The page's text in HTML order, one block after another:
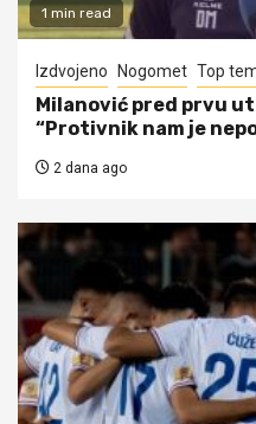
1 min read
Izdvojeno Nogomet Top
Milanović pred prvu
“Protivnik nam je
2 dana ago